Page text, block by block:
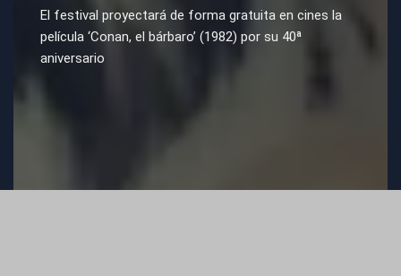
El festival proyectará de forma gratuita en cines la
película ‘Conan, el bárbaro’ (1982) por su 40ª
aniversario